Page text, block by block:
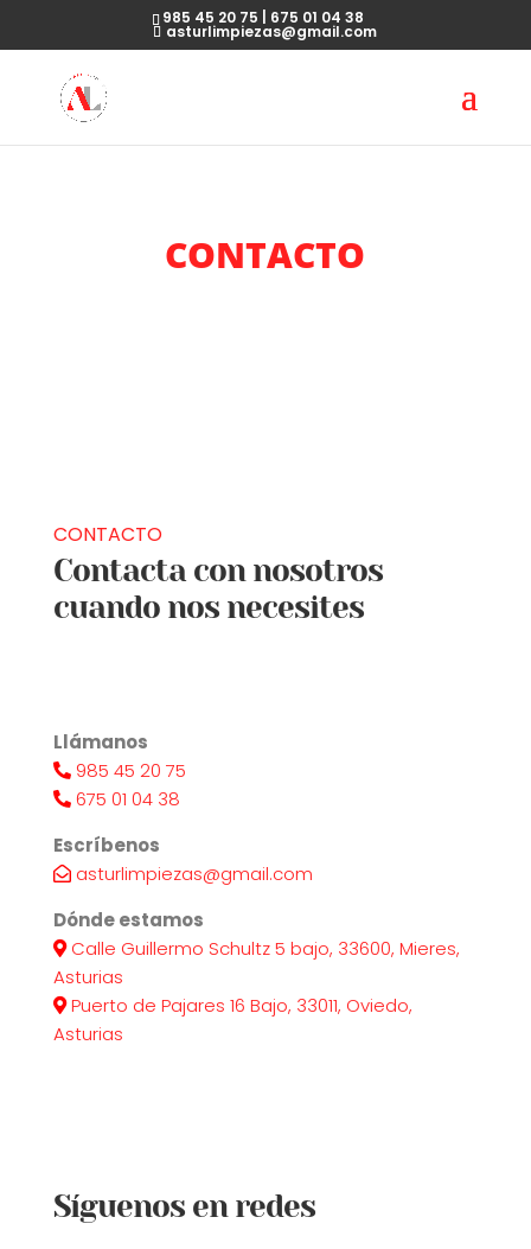
985 45 20 75 | 675 01 04 38
asturlimpiezas@gmail.com
CONTACTO
CONTACTO
Contacta con nosotros
cuando nos necesites
Llámanos
985 45 20 75
675 01 04 38
Escríbenos
asturlimpiezas@gmail.com
Dónde estamos
Calle Guillermo Schultz 5 bajo, 33600, Mieres,
Asturias
Puerto de Pajares 16 Bajo, 33011, Oviedo,
Asturias
Síguenos en redes